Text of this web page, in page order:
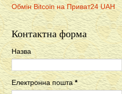
Обмін Bitcoin на Приват24 UAH
Контактна форма
Назва
Електронна пошта*